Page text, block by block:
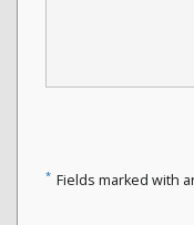
* Fields marked with